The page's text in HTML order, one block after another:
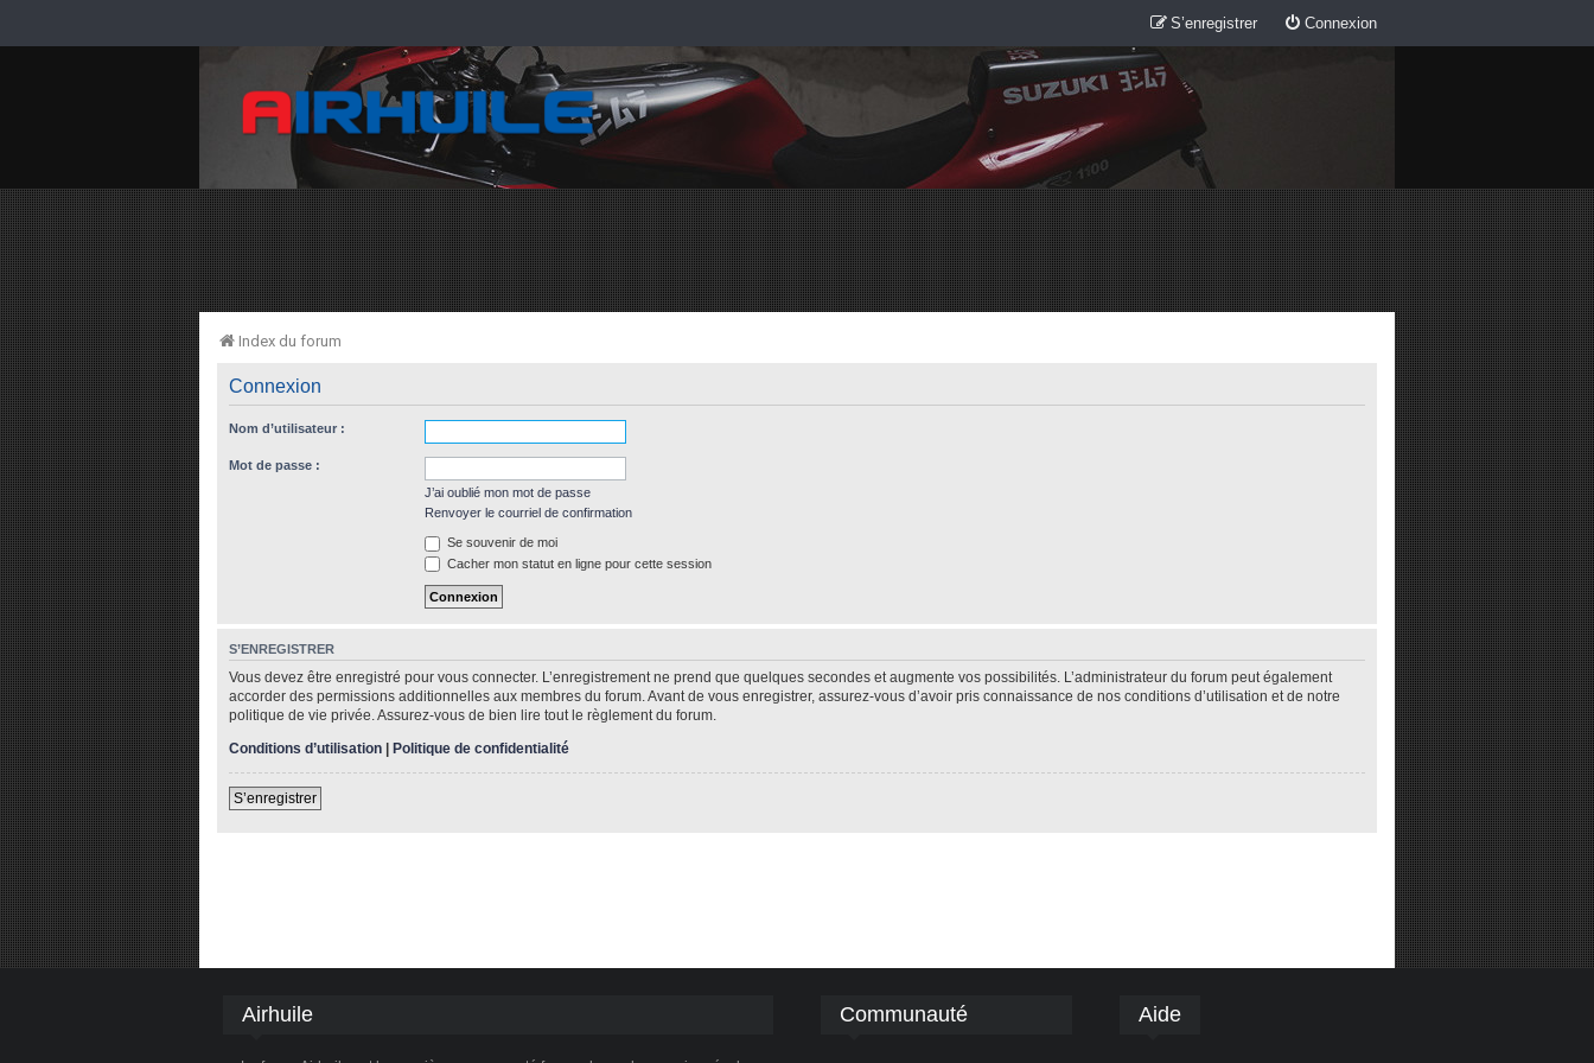
Connexion
S’enregistrer
Index du forum
Connexion
Nom d’utilisateur :
Mot de passe :
J’ai oublié mon mot de passe
Renvoyer le courriel de confirmation
Se souvenir de moi
Cacher mon statut en ligne pour cette session
S’ENREGISTRER
Vous devez être enregistré pour vous connecter. L’enregistrement ne prend que quelques secondes et augmente vos possibilités. L’administrateur du forum peut également
accorder des permissions additionnelles aux membres du forum. Avant de vous enregistrer, assurez-vous d’avoir pris connaissance de nos conditions d’utilisation et de notre
politique de vie privée. Assurez-vous de bien lire tout le règlement du forum.
Conditions d’utilisation | Politique de confidentialité
S’enregistrer
Airhuile Communauté Aide